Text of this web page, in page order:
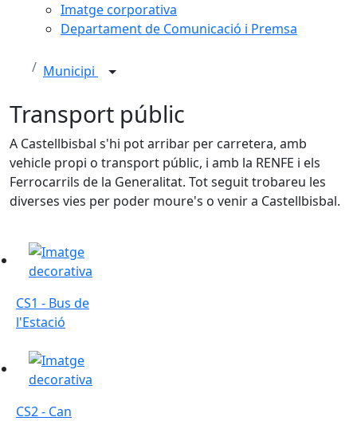
Imatge corporativa
Departament de Comunicació i Premsa
Municipi
Transport públic
A Castellbisbal s'hi pot arribar per carretera, amb
vehicle propi o transport públic, i amb la RENFE i els
Ferrocarrils de la Generalitat. Tot seguit trobareu les
diverses vies per poder moure's o venir a Castellbisbal.
CS1 - Bus de l'Estació
CS1 - Bus de
l'Estació
CS2 - Can Santeugini
CS2 - Can